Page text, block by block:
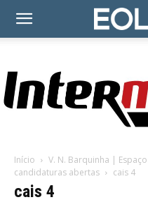
Início
V. N. Barquinha |
candidaturas abertas
cais 4
cais 4